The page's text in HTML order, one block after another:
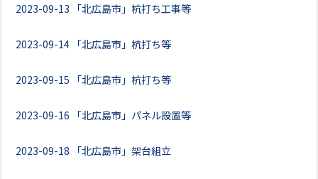
2023-09-13 「北広島市」杭打ち工事等
2023-09-14 「北広島市」杭打ち等
2023-09-15 「北広島市」杭打ち等
2023-09-16 「北広島市」パネル設置等
2023-09-18 「北広島市」架台組立